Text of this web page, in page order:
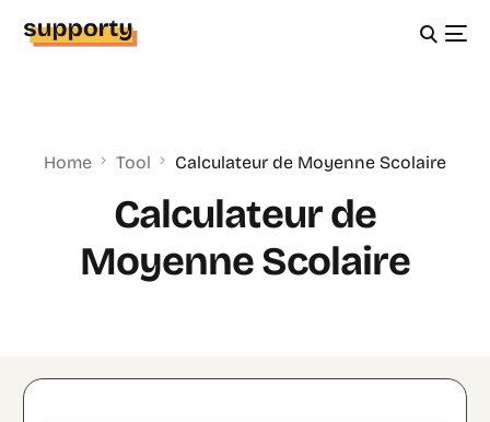
Home Tool Calculateur de Moyenne Scolaire
Calculateur de
Moyenne Scolaire